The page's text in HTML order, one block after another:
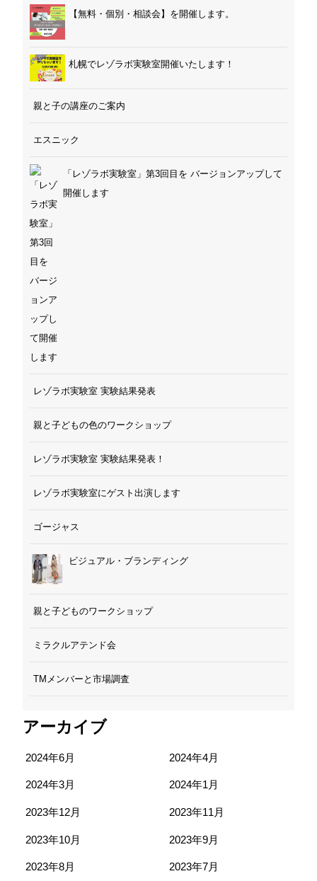
【無料・個別・相談会】を開催します。
札幌でレゾラボ実験室開催いたします！
親と子の講座のご案内
エスニック
「レゾラボ実験室」第3回目を バージョンアップして
開催します
レゾラボ実験室 実験結果発表
親と子どもの色のワークショップ
レゾラボ実験室 実験結果発表！
レゾラボ実験室にゲスト出演します
ゴージャス
ビジュアル・ブランディング
親と子どものワークショップ
ミラクルアテンド会
TMメンバーと市場調査
アーカイブ
2024年6月 2024年4月
2024年3月 2024年1月
2023年12月 2023年11月
2023年10月 2023年9月
2023年8月 2023年7月